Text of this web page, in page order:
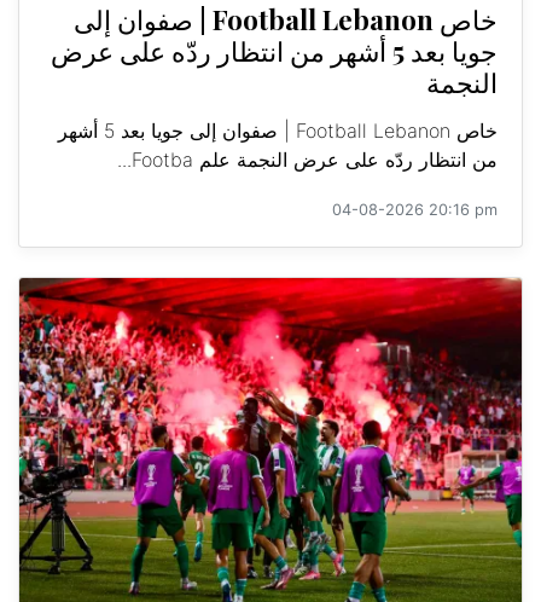
خاص Football Lebanon | صفوان إلى
جويا بعد 5 أشهر من انتظار ردّه على عرض
النجمة
خاص Football Lebanon | صفوان إلى جويا بعد 5 أشهر
من انتظار ردّه على عرض النجمة علم Footba...
04-08-2026 20:16 pm